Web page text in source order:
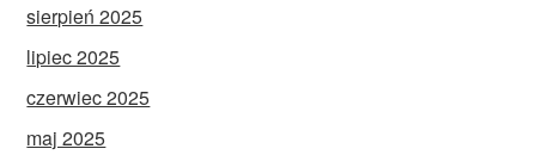
sierpień 2025
lipiec 2025
czerwiec 2025
maj 2025